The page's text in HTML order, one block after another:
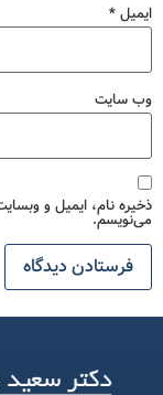
ایمیل*
وب‌ سایت
ذخیره نام، ایمیل و
می‌نویسم.